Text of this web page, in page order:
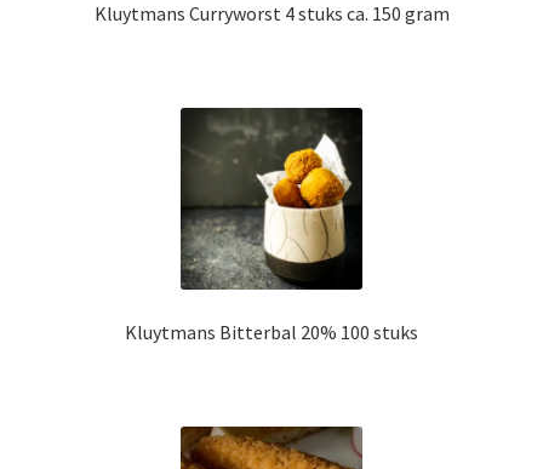
Kluytmans Curryworst 4 stuks ca. 150 gram
Kluytmans Bitterbal 20% 100 stuks